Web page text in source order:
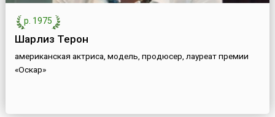
р. 1975
Шарлиз Терон
американская актриса, модель, продюсер, лауреат премии
«Оскар»